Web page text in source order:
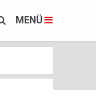
MENÜ